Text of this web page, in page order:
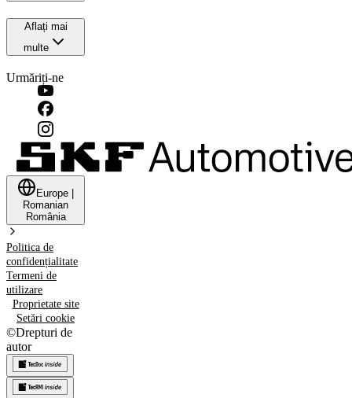
Aflați mai
multe
Urmăriți-ne
Europe
Romanian
România
Politica de
confidențialitate
Termeni de
utilizare
Proprietate site
Setări cookie
©Drepturi de
autor